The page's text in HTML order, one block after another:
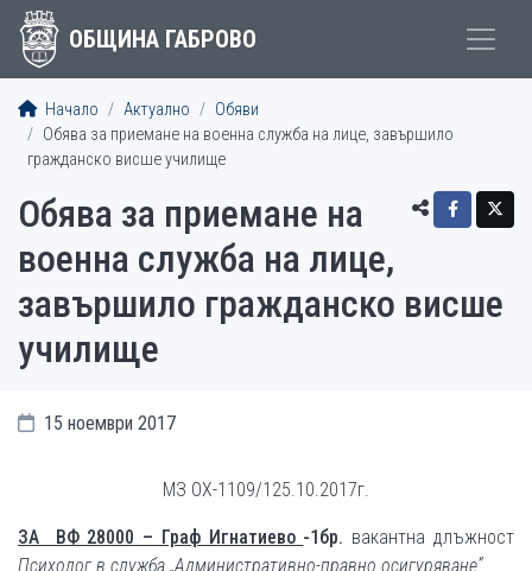
ОБЩИНА ГАБРОВО
Начало Актуално
Обяви
Обява за приемане на военна служба на лице, завършило
гражданско висше училище
Обява за приемане на
военна служба на лице,
завършило гражданско висше
училище
15 ноември 2017
МЗ ОХ-1109/125.10.2017г.
ЗА ВФ 28000 – Граф Игнатиево -1бр. вакантна длъжност
Психолог в служба „Административно-правно осигуряване”